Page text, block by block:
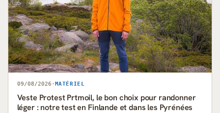
09/08/2026 · MATÉRIEL
Veste Protest Prtmoil, le bon choix pour randonner
léger : notre test en Finlande et dans les Pyrénées